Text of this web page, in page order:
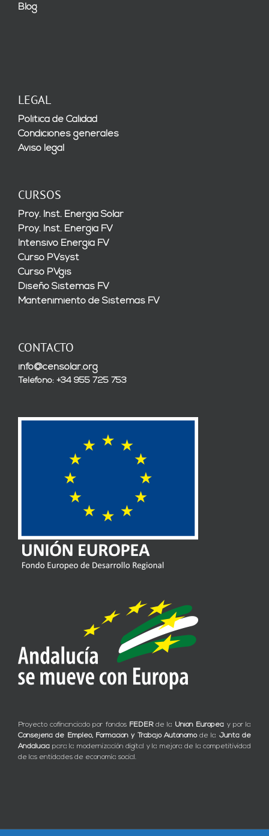
Blog
LEGAL
Política de Calidad
Condiciones generales
Aviso legal
CURSOS
Proy. Inst. Energía Solar
Proy. Inst. Energía FV
Intensivo Energía FV
Curso PVsyst
Curso PVgis
Diseño Sistemas FV
Mantenimiento de Sistemas FV
CONTACTO
info@censolar.org
Teléfono: +34 955 725 753
Proyecto cofinanciado por fondos FEDERde la Unión Europea y por la
Consejería de Empleo, Formación y Trabajo Autónomode la Junta de
Andalucía para la modernización digital y la mejora de la competitividad
de las entidades de economía social.